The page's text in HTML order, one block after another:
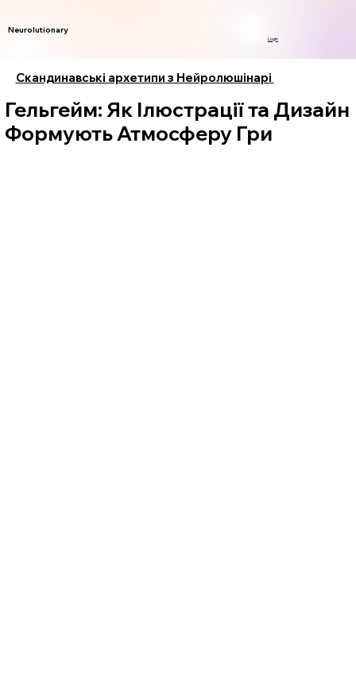
Neurolutionary
Login
Скандинавські архетипи з Нейролюшінарі
Гельгейм: Як Ілюстрації та Дизайн
Формують Атмосферу Гри